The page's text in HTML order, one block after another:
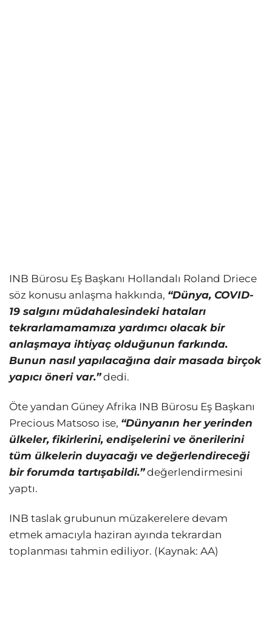
INB Bürosu Eş Başkanı Hollandalı Roland Driece
söz konusu anlaşma hakkında, “Dünya, COVID-
19 salgını müdahalesindeki hataları
tekrarlamamamıza yardımcı olacak bir
anlaşmaya ihtiyaç olduğunun farkında.
Bunun nasıl yapılacağına dair masada birçok
yapıcı öneri var.”dedi.
Öte yandan Güney Afrika INB Bürosu Eş Başkanı
Precious Matsoso ise, “Dünyanın her yerinden
ülkeler, fikirlerini, endişelerini ve önerilerini
tüm ülkelerin duyacağı ve değerlendireceği
bir forumda tartışabildi.”değerlendirmesini
yaptı.
INB taslak grubunun müzakerelere devam
etmek amacıyla haziran ayında tekrardan
toplanması tahmin ediliyor. (Kaynak: AA)